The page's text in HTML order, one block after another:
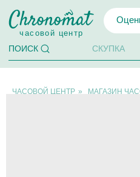
Оценка часов
ПОИСК
часовой центр
СКУПКА
ЧАСОВОЙ ЦЕНТР » МАГАЗИН